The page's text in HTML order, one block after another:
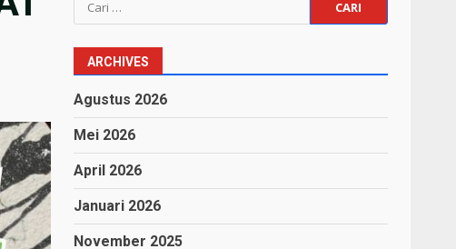
untuk:
ARCHIVES
Agustus 2026
Mei 2026
April 2026
Januari 2026
November 2025